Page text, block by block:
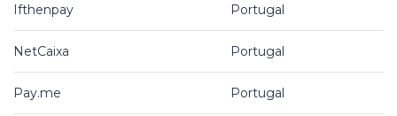
Ifthenpay Portugal
NetCaixa Portugal
Pay.me Portugal